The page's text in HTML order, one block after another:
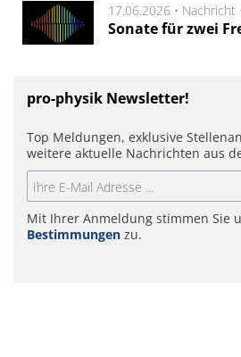
17.06.2026 • Nachricht
Sonate für zwei
pro-physik Newsletter!
Top Meldungen, exklusive
weitere aktuelle Nachrichten aus
Mit Ihrer Anmeldung stimmen Sie
Bestimmungen zu.